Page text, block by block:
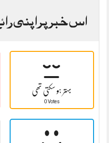
اس خبر پر اپنی
بہتر ہو سکتی تھی
0 Votes